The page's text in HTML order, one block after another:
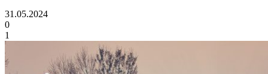
31.05.2024
0
1